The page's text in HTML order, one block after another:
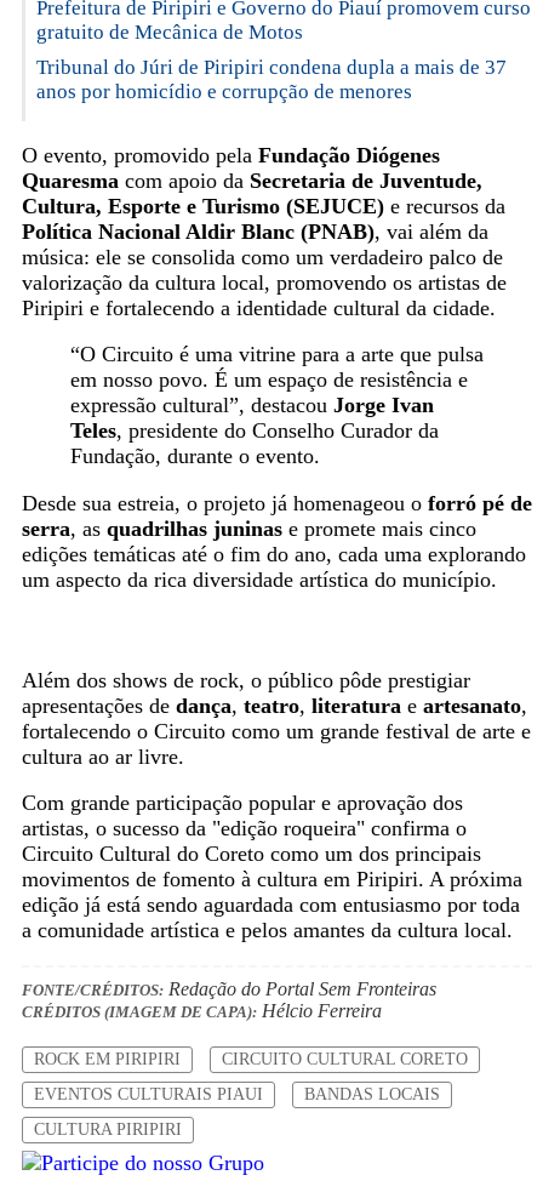
Prefeitura de Piripiri e Governo do Piauí promovem curso
gratuito de Mecânica de Motos
Tribunal do Júri de Piripiri condena dupla a mais de 37
anos por homicídio e corrupção de menores
O evento, promovido pela Fundação Diógenes
Quaresma com apoio da Secretaria de Juventude,
Cultura, Esporte e Turismo (SEJUCE)e recursos da
Política Nacional Aldir Blanc (PNAB), vai além da
música: ele se consolida como um verdadeiro palco de
valorização da cultura local, promovendo os artistas de
Piripiri e fortalecendo a identidade cultural da cidade.
“O Circuito é uma vitrine para a arte que pulsa
em nosso povo. É um espaço de resistência e
expressão cultural”, destacou Jorge Ivan
Teles, presidente do Conselho Curador da
Fundação, durante o evento.
Desde sua estreia, o projeto já homenageou o forró pé de
serra, as quadrilhas juninase promete mais cinco
edições temáticas até o fim do ano, cada uma explorando
um aspecto da rica diversidade artística do município.
Além dos shows de rock, o público pôde prestigiar
apresentações de dança, teatro, literatura e artesanato,
fortalecendo o Circuito como um grande festival de arte e
cultura ao ar livre.
Com grande participação popular e aprovação dos
artistas, o sucesso da "edição roqueira" confirma o
Circuito Cultural do Coreto como um dos principais
movimentos de fomento à cultura em Piripiri. A próxima
edição já está sendo aguardada com entusiasmo por toda
a comunidade artística e pelos amantes da cultura local.
FONTE/CRÉDITOS:Redação do Portal Sem Fronteiras
CRÉDITOS (IMAGEM DE CAPA):Hélcio Ferreira
ROCK EM PIRIPIRI
CIRCUITO CULTURAL CORETO
EVENTOS CULTURAIS PIAUI
BANDAS LOCAIS
CULTURA PIRIPIRI